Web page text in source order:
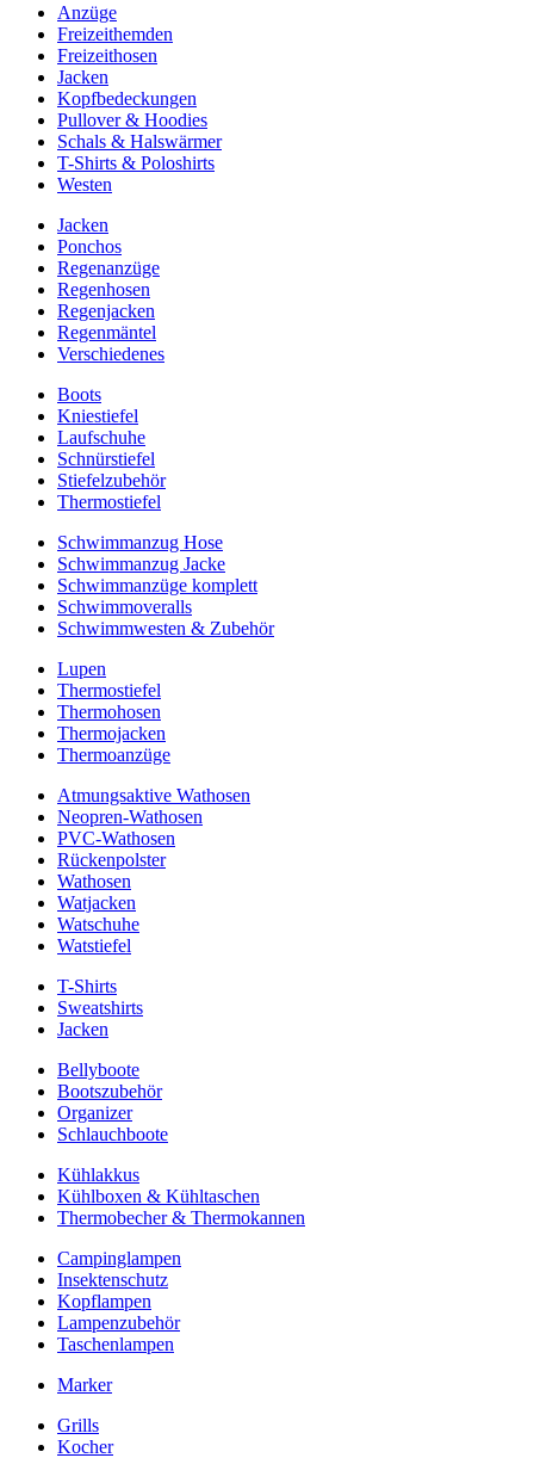
Anzüge
Freizeithemden
Freizeithosen
Jacken
Kopfbedeckungen
Pullover & Hoodies
Schals & Halswärmer
T-Shirts & Poloshirts
Westen
Jacken
Ponchos
Regenanzüge
Regenhosen
Regenjacken
Regenmäntel
Verschiedenes
Boots
Kniestiefel
Laufschuhe
Schnürstiefel
Stiefelzubehör
Thermostiefel
Schwimmanzug Hose
Schwimmanzug Jacke
Schwimmanzüge komplett
Schwimmoveralls
Schwimmwesten & Zubehör
Lupen
Thermostiefel
Thermohosen
Thermojacken
Thermoanzüge
Atmungsaktive Wathosen
Neopren-Wathosen
PVC-Wathosen
Rückenpolster
Wathosen
Watjacken
Watschuhe
Watstiefel
T-Shirts
Sweatshirts
Jacken
Bellyboote
Bootszubehör
Organizer
Schlauchboote
Kühlakkus
Kühlboxen & Kühltaschen
Thermobecher & Thermokannen
Campinglampen
Insektenschutz
Kopflampen
Lampenzubehör
Taschenlampen
Marker
Grills
Kocher